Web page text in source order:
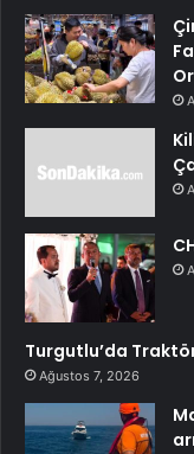
Turgutlu’da
Ağustos 7, 2026